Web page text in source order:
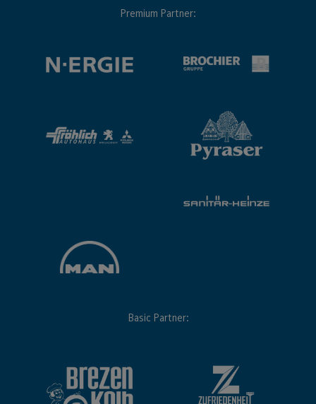
Premium Partner:
Basic Partner: